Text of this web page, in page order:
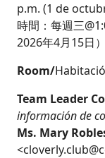
p.m. (1 de
時間：每週三
2026年4月15日）
Room/
Team Leader
información de
Ms. Mary
<